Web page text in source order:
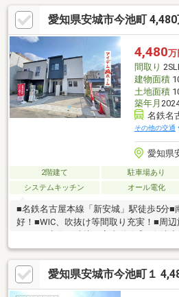
6分（437ｍ） スーパー イトーヨーカ
（464ｍ） ●お客様とのお約束・物件を購入するにあたり、購入の
流れを事前に明確にお伝えします・物
件購入に伴う費用を事前に明確にお伝え
ト・デメリットを正確にお伝えします
愛知県安城市今池町
4,480万
間取り
建物面積
土地面積
築年月
名鉄名
その他の交通
愛知県
2階建て 駐車場あり
システムキッチン
オール電化
■名鉄名古屋本線「新安城」駅徒歩5分■
好！■WIC、吹抜け等間取り充実！■周辺
安城北中学校まで1821m(徒歩23
分
935-873【通話料無料】へお気軽にお問
土日問わずご案内致します！自己資金0
愛知県安城市今池町１